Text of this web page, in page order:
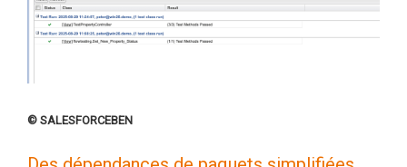
© SALESFORCEBEN